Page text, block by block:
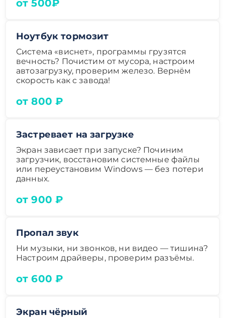
от 500₽
Ноутбук тормозит
Система «виснет», программы грузятся
вечность? Почистим от мусора, настроим
автозагрузку, проверим железо. Вернём
скорость как с завода!
от 800 ₽
Застревает на загрузке
Экран зависает при запуске? Починим
загрузчик, восстановим системные файлы
или переустановим Windows — без потери
данных.
от 900 ₽
Пропал звук
Ни музыки, ни звонков, ни видео — тишина?
Настроим драйверы, проверим разъёмы.
от 600 ₽
Экран чёрный